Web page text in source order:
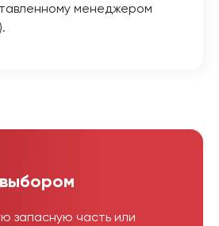
менеджером
запасную часть или